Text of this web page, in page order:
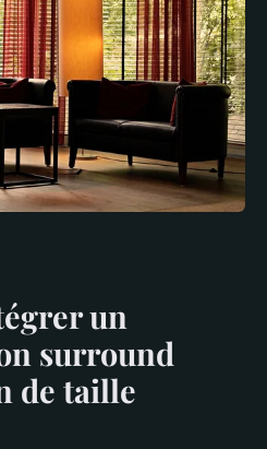
un
surround
de taille